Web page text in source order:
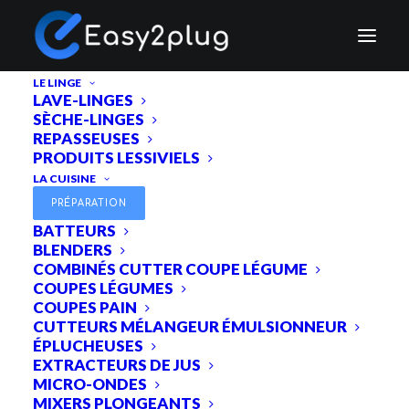
LE LINGE
LAVE-LINGES
SÈCHE-LINGES
REPASSEUSES
PRODUITS LESSIVIELS
LA CUISINE
PRÉPARATION
BATTEURS
BLENDERS
COMBINÉS CUTTER COUPE LÉGUME
COUPES LÉGUMES
COUPES PAIN
CUTTEURS MÉLANGEUR ÉMULSIONNEUR
ÉPLUCHEUSES
EXTRACTEURS DE JUS
MICRO-ONDES
MIXERS PLONGEANTS
Retours et remboursements
Retours et remboursements
L’acheteur étant un professionnel, il n’y a pas lieu
d’appliquer le droit de rétractation prévu par le code
de la consommation.